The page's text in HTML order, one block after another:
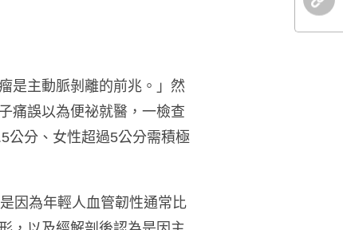
是主動脈剝離的前兆。」然
痛誤以為便祕就醫，一檢查
公分、女性超過5公分需積極
因為年輕人血管韌性通常比